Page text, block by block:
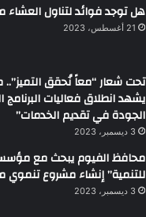
هل توجد فوائد لتناول العشاء
21 أغسطس، 2023
تحت شعار “معاً نُحقق
يشهد انطلاق فعاليات البرنامج
الجودة في تقديم الخدمات”
3 ديسمبر، 2023
محافظ الفيوم يبحث مع
للتنمية” إنشاء مشروع تنموي
3 ديسمبر، 2023